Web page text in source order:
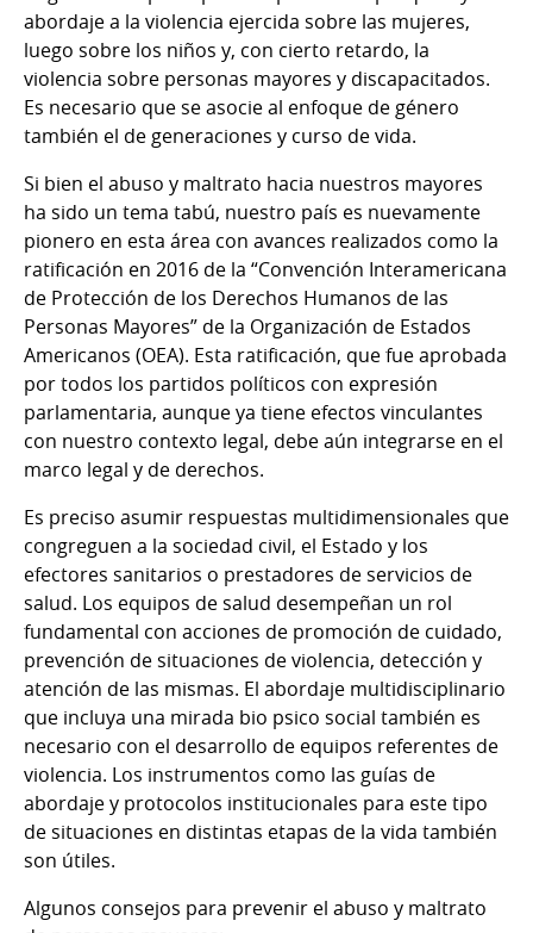
abordaje a la violencia ejercida sobre las mujeres,
luego sobre los niños y, con cierto retardo, la
violencia sobre personas mayores y discapacitados.
Es necesario que se asocie al enfoque de género
también el de generaciones y curso de vida.
Si bien el abuso y maltrato hacia nuestros mayores
ha sido un tema tabú, nuestro país es nuevamente
pionero en esta área con avances realizados como la
ratificación en 2016 de la “Convención Interamericana
de Protección de los Derechos Humanos de las
Personas Mayores” de la Organización de Estados
Americanos (OEA). Esta ratificación, que fue aprobada
por todos los partidos políticos con expresión
parlamentaria, aunque ya tiene efectos vinculantes
con nuestro contexto legal, debe aún integrarse en el
marco legal y de derechos.
Es preciso asumir respuestas multidimensionales que
congreguen a la sociedad civil, el Estado y los
efectores sanitarios o prestadores de servicios de
salud. Los equipos de salud desempeñan un rol
fundamental con acciones de promoción de cuidado,
prevención de situaciones de violencia, detección y
atención de las mismas. El abordaje multidisciplinario
que incluya una mirada bio psico social también es
necesario con el desarrollo de equipos referentes de
violencia. Los instrumentos como las guías de
abordaje y protocolos institucionales para este tipo
de situaciones en distintas etapas de la vida también
son útiles.
Algunos consejos para prevenir el abuso y maltrato